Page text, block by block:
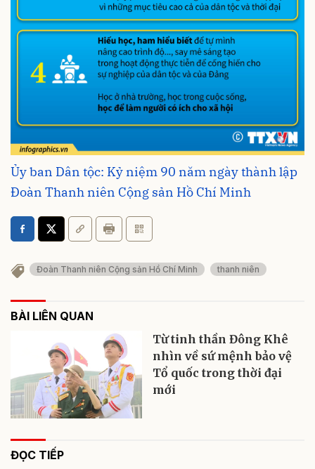
Ủy ban Dân tộc: Kỷ niệm 90 năm ngày thành lập
Đoàn Thanh niên Cộng sản Hồ Chí Minh
Đoàn Thanh niên Cộng sản Hồ Chí Minh thanh niên
BÀI LIÊN QUAN
Từ tinh thần Đông Khê
nhìn về sứ mệnh bảo vệ
Tổ quốc trong thời đại
mới
ĐỌC TIẾP